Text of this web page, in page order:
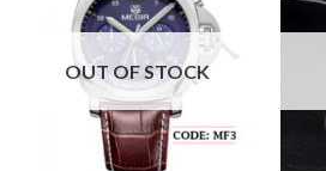
OUT OF STOCK